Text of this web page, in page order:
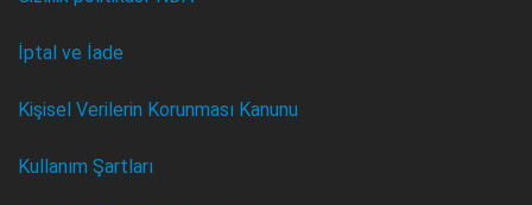
İptal ve İade
Kişisel Verilerin Korunması Kanunu
Kullanım Şartları